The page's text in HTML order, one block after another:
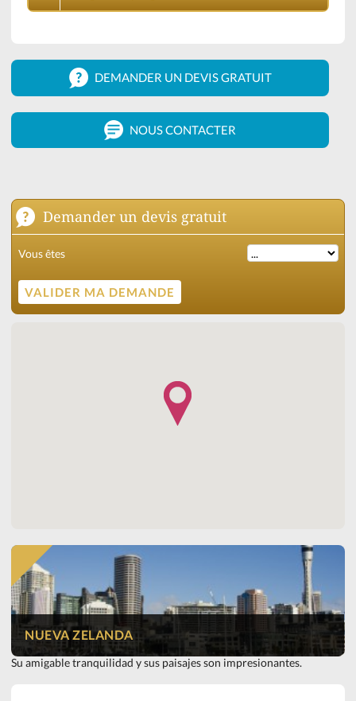
DEMANDER UN DEVIS GRATUIT
NOUS CONTACTER
Demander un devis gratuit
Vous êtes
NUEVA ZELANDA
Su amigable tranquilidad y sus paisajes son impresionantes.